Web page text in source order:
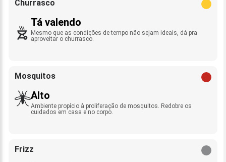
Churrasco
Tá valendo
Mesmo que as condições de tempo não sejam ideais, dá pra
aproveitar o churrasco.
Mosquitos
Alto
Ambiente propício à proliferação de mosquitos. Redobre os
cuidados em casa e no corpo.
Frizz